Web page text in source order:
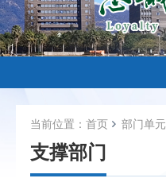
当前位置： 首页 部门单元
支撑部门